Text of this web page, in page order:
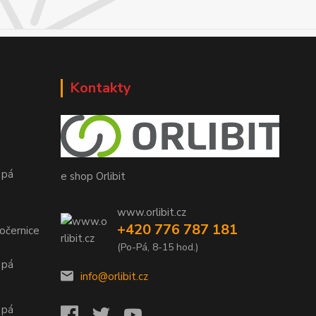
Kontakty
e shop Orlibit
www.orlibit.cz
+420 776 787 181
(Po-Pá, 8-15 hod.)
info@orlibit.cz